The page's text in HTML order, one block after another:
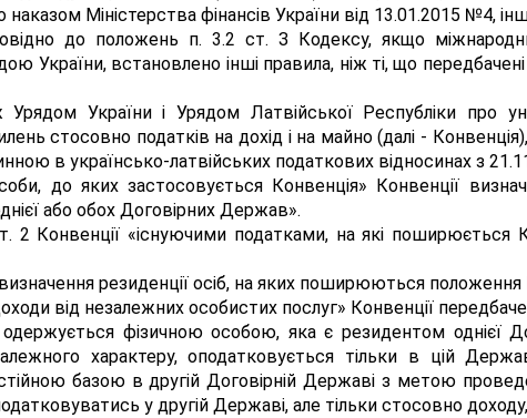
Міністерства фінансів України від 13.01.2015 №4,
до положень п. 3.2 ст. З Кодексу, якщо
України, встановлено інші правила, ніж ті, що
Урядом України і Урядом Латвійської Республіки про
стосовно податків на дохід і на майно (далі -
в українсько-латвійських податкових відносинах з
до яких застосовується Конвенція» Конвенції
або обох Договірних Держав».
2 Конвенції «існуючими податками, на які поширюється
резиденції осіб, на яких поширюються положення
від незалежних особистих послуг» Конвенції
фізичною особою, яка є резидентом однієї
характеру, оподатковується тільки в цій
базою в другій Договірній Державі з метою
у другій Державі, але тільки стосовно